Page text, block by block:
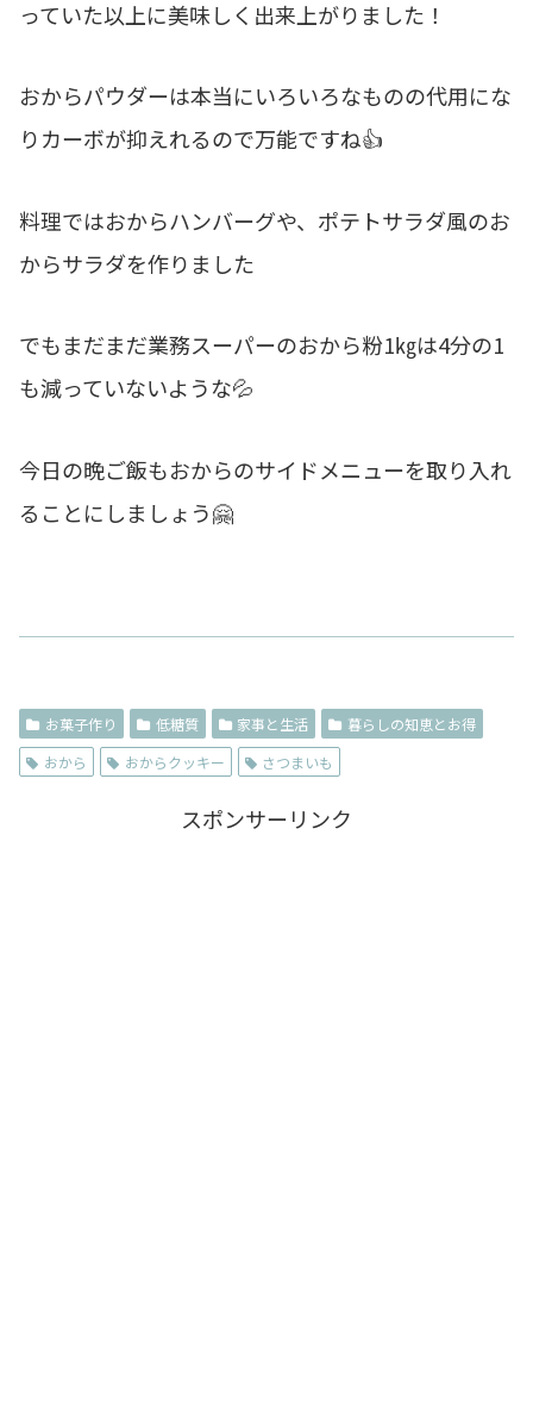
っていた以上に美味しく出来上がりました！
おからパウダーは本当にいろいろなものの代用にな
りカーボが抑えれるので万能ですね👍
料理ではおからハンバーグや、ポテトサラダ風のお
からサラダを作りました
でもまだまだ業務スーパーのおから粉1㎏は4分の1
も減っていないような💦
今日の晩ご飯もおからのサイドメニューを取り入れ
ることにしましょう🤗
お菓子作り 低糖質 家事と生活
暮らしの知恵とお得
おから
おからクッキー さつまいも
スポンサーリンク